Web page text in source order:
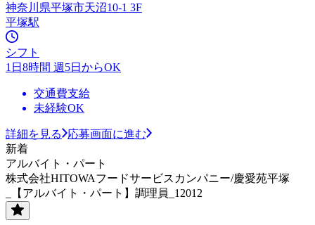
神奈川県平塚市天沼10-1 3F
平塚駅
シフト
1日8時間 週5日からOK
交通費支給
未経験OK
詳細を見る
応募画面に進む
新着
アルバイト・パート
株式会社HITOWAフードサービスカンパニー/慶愛苑平塚
_【アルバイト・パート】調理員_12012